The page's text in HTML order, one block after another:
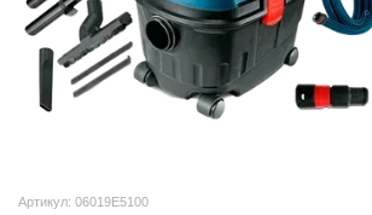
Артикул: 06019E5100